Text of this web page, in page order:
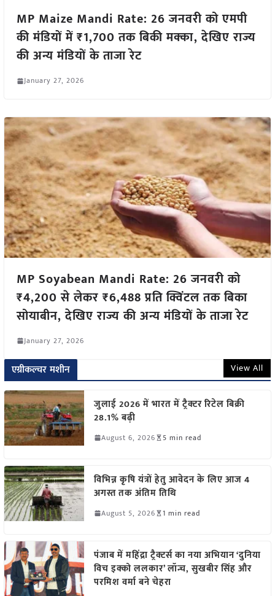
MP Maize Mandi Rate: 26 जनवरी को एमपी
की मंडियों में ₹1,700 तक बिकी मक्का, देखिए राज्य
की अन्य मंडियों के ताजा रेट
January 27, 2026
MP Soyabean Mandi Rate: 26 जनवरी को
₹4,200 से लेकर ₹6,488 प्रति क्विंटल तक बिका
सोयाबीन, देखिए राज्य की अन्य मंडियों के ताजा रेट
January 27, 2026
एग्रीकल्चर मशीन View All
जुलाई 2026 में भारत में ट्रैक्टर रिटेल बिक्री
28.1% बढ़ी
August 6, 2026 5 min read
विभिन्न कृषि यंत्रों हेतु आवेदन के लिए आज 4
अगस्त तक अंतिम तिथि
August 5, 2026 1 min read
पंजाब में महिंद्रा ट्रैक्टर्स का नया अभियान ‘दुनिया
विच इक्को ललकार’ लॉन्च, सुखबीर सिंह और
परमिश वर्मा बने चेहरा